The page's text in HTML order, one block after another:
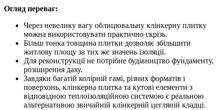
Огляд переваг:
Через невелику вагу облицювальну клінкерну плитку
можна використовувати практично скрізь.
Більш тонка товщина плитки дозволяє збільшити
житлову площу за тих же значень ізоляції.
Для реконструкції не потрібне будівництво фундаменту,
розширення даху.
Завдяки багатій колірній гамі, різних форматів і
поверхонь, клінкерна плитка та кутові елементи з
відповідною теплоізоляційною системою є реальною
альтернативою звичайній клінкерній цегляній кладці.